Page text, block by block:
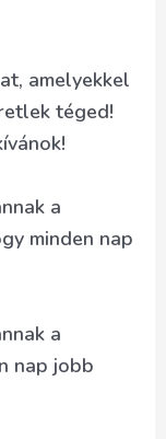
amelyekkel
téged!
a
minden nap
a
nap jobb